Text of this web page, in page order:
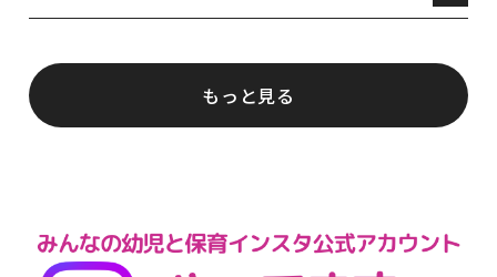
もっと見る